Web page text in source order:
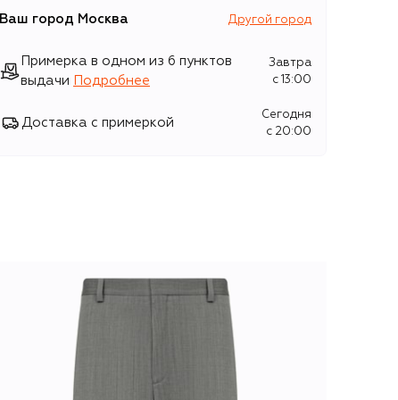
Ваш город Москва Другой город
Примерка в одном из 6 пунктов
выдачи
Подробнее
Завтра
c 13:00
Доставка с примеркой
Сегодня
c 20:00